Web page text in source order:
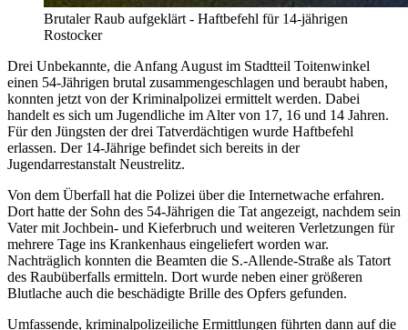
Brutaler Raub aufgeklärt - Haftbefehl für 14-jährigen
Rostocker
Drei Unbekannte, die Anfang August im Stadtteil Toitenwinkel
einen 54-Jährigen brutal zusammengeschlagen und beraubt haben,
konnten jetzt von der Kriminalpolizei ermittelt werden. Dabei
handelt es sich um Jugendliche im Alter von 17, 16 und 14 Jahren.
Für den Jüngsten der drei Tatverdächtigen wurde Haftbefehl
erlassen. Der 14-Jährige befindet sich bereits in der
Jugendarrestanstalt Neustrelitz.
Von dem Überfall hat die Polizei über die Internetwache erfahren.
Dort hatte der Sohn des 54-Jährigen die Tat angezeigt, nachdem sein
Vater mit Jochbein- und Kieferbruch und weiteren Verletzungen für
mehrere Tage ins Krankenhaus eingeliefert worden war.
Nachträglich konnten die Beamten die S.-Allende-Straße als Tatort
des Raubüberfalls ermitteln. Dort wurde neben einer größeren
Blutlache auch die beschädigte Brille des Opfers gefunden.
Umfassende, kriminalpolizeiliche Ermittlungen führten dann auf die